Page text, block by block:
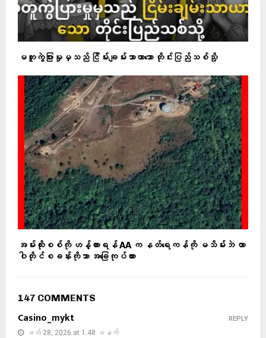
မတူကွဲပြားမှုမှသည် ငြိမ်းချမ်းသာယာသော တိုင်းပြည်သစ်သို့
အမ်းထိုးစစ်ကို ဟန့်တားရန် AA က နတ်ရေကန်ကို မသိမ်းဘဲ တာ
ဝါတိုင်စခန်းကိုသာ အခြေကုပ်ထား
147 COMMENTS
Casino_mykt
မတ် 28, 2026 at 1:48 မနက်
REPLY